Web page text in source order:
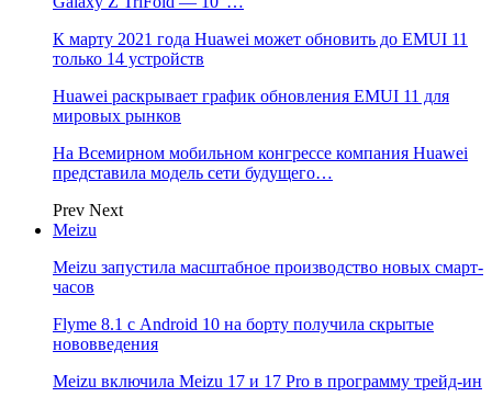
К марту 2021 года Huawei может обновить до EMUI 11
только 14 устройств
Huawei раскрывает график обновления EMUI 11 для
мировых рынков
На Всемирном мобильном конгрессе компания Huawei
представила модель сети будущего…
Prev Next
Meizu
Meizu запустила масштабное производство новых смарт-
часов
Flyme 8.1 с Android 10 на борту получила скрытые
нововведения
Meizu включила Meizu 17 и 17 Pro в программу трейд-ин